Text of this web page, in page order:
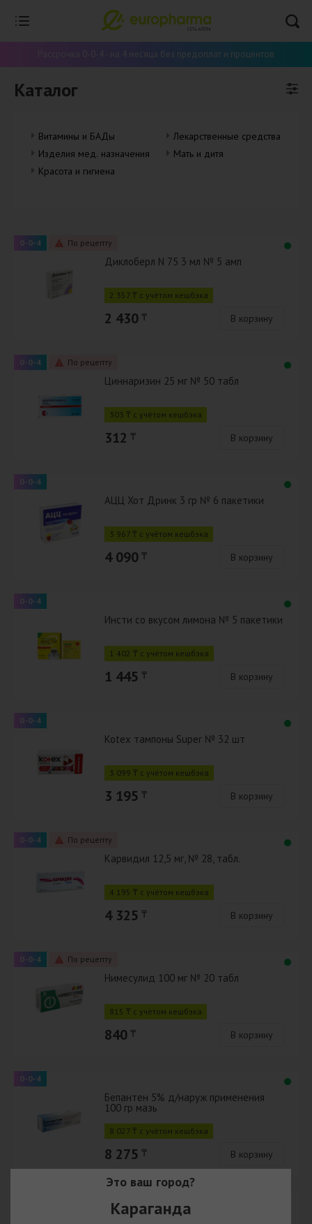
Рассрочка 0-0-4 - на 4 месяца без предоплат и процентов
Каталог
Витамины и БАДы
Изделия мед. назначения
Красота и гигиена
Лекарственные средства
Мать и дитя
0-0-4 По рецепту
Диклоберл N 75 3 мл № 5 амп
2 357 ₸ с учётом кешбэка
2 430 ₸ В корзину
0-0-4 По рецепту
Циннаризин 25 мг № 50 табл
303 ₸ с учётом кешбэка
312 ₸ В корзину
0-0-4
АЦЦ Хот Дринк 3 гр № 6 пакетики
3 967 ₸ с учётом кешбэка
4 090 ₸ В корзину
0-0-4
Инсти со вкусом лимона № 5 пакетики
1 402 ₸ с учётом кешбэка
1 445 ₸ В корзину
0-0-4
Kotex тампоны Super № 32 шт
3 099 ₸ с учётом кешбэка
3 195 ₸ В корзину
0-0-4 По рецепту
Карвидил 12,5 мг, № 28, табл.
4 195 ₸ с учётом кешбэка
4 325 ₸ В корзину
0-0-4 По рецепту
Нимесулид 100 мг № 20 табл
815 ₸ с учётом кешбэка
840 ₸ В корзину
0-0-4
Бепантен 5% д/наруж применения
100 гр мазь
8 027 ₸ с учётом кешбэка
8 275 ₸ В корзину
Фамо 40 мг, №30, табл.
Это ваш город?
Караганда